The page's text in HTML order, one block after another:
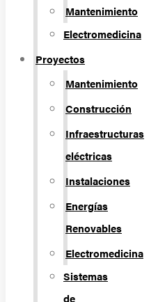
Mantenimiento
Electromedicina
Proyectos
Mantenimiento
Construcción
Infraestructuras
eléctricas
Instalaciones
Energías
Renovables
Electromedicina
Sistemas
de